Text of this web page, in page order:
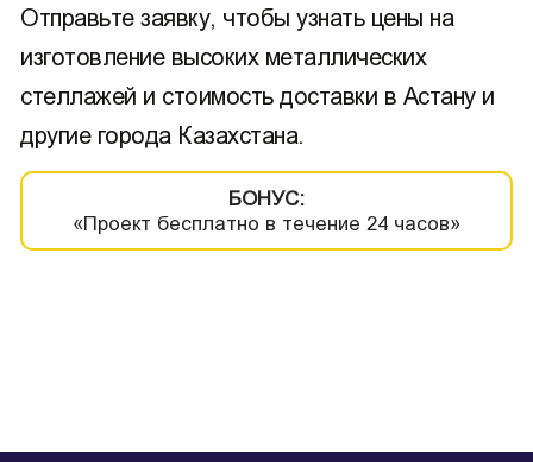
Отправьте заявку, чтобы узнать цены на
изготовление высоких металлических
стеллажей и стоимость доставки в Астану и
другие города Казахстана.
БОНУС:
«Проект бесплатно в течение 24 часов»